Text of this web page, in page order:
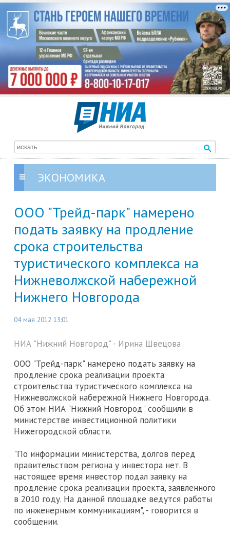
ЭКОНОМИКА
ООО "Трейд-парк" намерено
подать заявку на продление
срока строительства
туристического комплекса на
Нижневолжской набережной
Нижнего Новгорода
04 мая 2012 13:01
НИА "Нижний Новгород" - Ирина Швецова
ООО "Трейд-парк" намерено подать заявку на
продление срока реализации проекта
строительства туристического комплекса на
Нижневолжской набережной Нижнего Новгорода.
Об этом НИА "Нижний Новгород" сообщили в
министерстве инвестиционной политики
Нижегородской области.
"По информации министерства, долгов перед
правительством региона у инвестора нет. В
настоящее время инвестор подал заявку на
продление срока реализации проекта, заявленного
в 2010 году. На данной площадке ведутся работы
по инженерным коммуникациям", - говорится в
сообщении.